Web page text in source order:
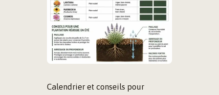
Calendrier et conseils pour